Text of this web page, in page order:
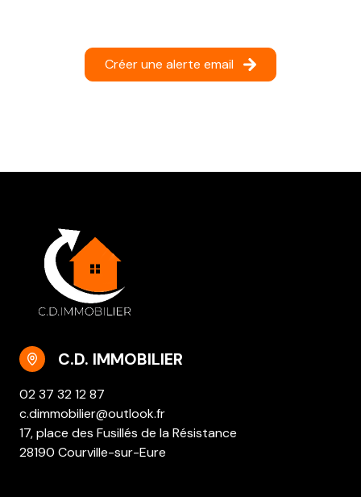
Créer une alerte email
C.D. IMMOBILIER
02 37 32 12 87
c.dimmobilier@outlook.fr
17, place des Fusillés de la Résistance
28190 Courville-sur-Eure